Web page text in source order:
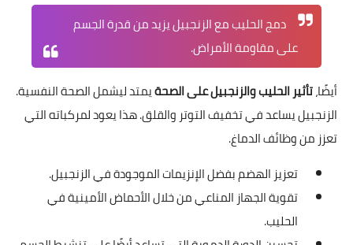
دمج الحليب مع الزنجبيل يزيد من قدرة الجسم
على مقاومة الأمراض.
أيضًا،تأثير الحليب والزنجبيل على الصحةيمتد ليشمل الصحة النفسية.
الزنجبيل يساعد في تخفيف التوتر والقلق. هذا يعود لمركباته التي
تعزز من وظائف الدماغ.
تعزيز الهضم بفضل الإنزيمات الموجودة في الزنجبيل.
تقوية الجهاز المناعي من خلال الأحماض الأمينية في
الحليب.